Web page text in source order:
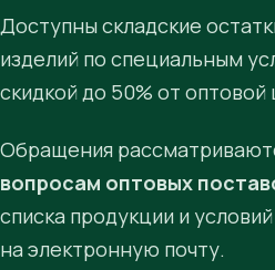
Доступны складские
изделий по специальным
скидкой до 50% от оптовой
Обращения
вопросам оптовых
списка продукции и
на электронную почту.